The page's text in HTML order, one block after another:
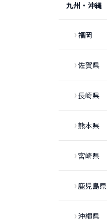
九州・沖縄
福岡
佐賀県
長崎県
熊本県
宮崎県
鹿児島県
沖縄県